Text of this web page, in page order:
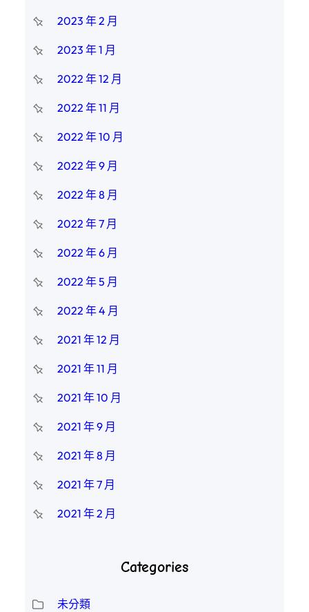
2023 年 2 月
2023 年 1 月
2022 年 12 月
2022 年 11 月
2022 年 10 月
2022 年 9 月
2022 年 8 月
2022 年 7 月
2022 年 6 月
2022 年 5 月
2022 年 4 月
2021 年 12 月
2021 年 11 月
2021 年 10 月
2021 年 9 月
2021 年 8 月
2021 年 7 月
2021 年 2 月
Categories
未分類